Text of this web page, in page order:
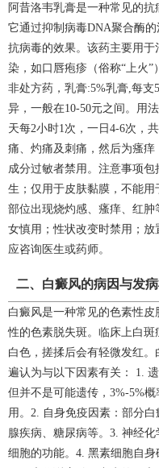
阿昔洛韦乳膏是一种常见的抗
它通过抑制病毒DNA聚合酶
抗病毒的效果。该药主要用
染，如口唇疱疹（俗称“上火
非处方药，乳膏:5%乳膏,每
异，一般在10-50元之间。用
天每2小时1次，一日4-6次，
痛、灼痛及刺痛，然后为瘙
成分过敏者禁用。注意事项
生；仅用于皮肤黏膜，不能
部位出现烧灼感、瘙痒、红
女慎用；性状改变时禁用；
应咨询医生或药师。
二、白癜风的病因与发病
白癜风是一种常见的色素性
性的色素脱失斑。临床上白
白色，搓揉后会有轻微发红
遍认为与以下因素有关： 1.
但并不是可能遗传，3%-5%
用。2. 自身免疫因素：部分
腺疾病、糖尿病等。3. 神经
细胞的功能。4. 黑素细胞自